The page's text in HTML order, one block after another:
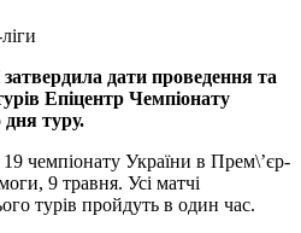
дати проведення та
Епіцентр Чемпіонату
дня туру.
чемпіонату України в Прем\’єр-
9 травня. Усі матчі
турів пройдуть в один час.